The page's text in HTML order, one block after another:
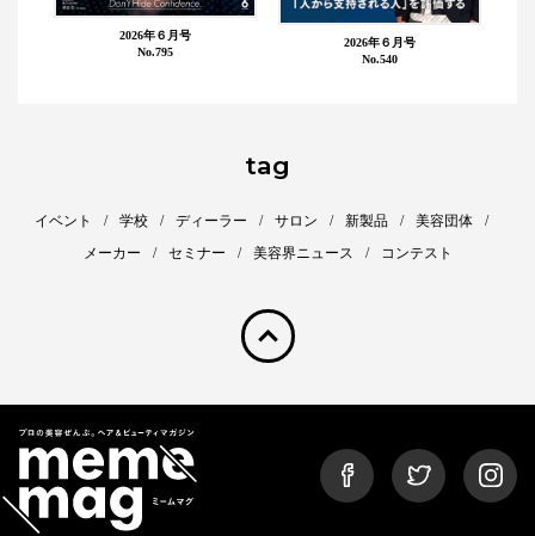
2026年６月号
No.795
2026年６月号
No.540
tag
イベント 学校 ディーラー サロン 新製品
美容団体
メーカー
セミナー 美容界ニュース コンテスト
pagetop